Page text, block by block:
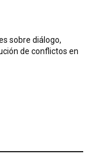
sobre diálogo,
de conflictos en